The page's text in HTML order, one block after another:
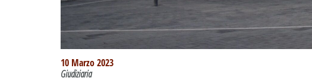
10 Marzo 2023
Giudiziaria